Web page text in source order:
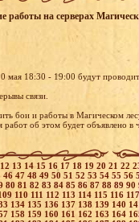
работы на серверах
мая 18:30 - 19:00 будут
связи.
бои и работы в Магическом
об этом будет объявлено в
12 13 14 15 16 17 18 19 20 21 22
46 47 48 49 50 51 52 53 54 55 56
80 81 82 83 84 85 86 87 88 89 90
110 111 112 113 114 115 116 117
134 135 136 137 138 139 140
158 159 160 161 162 163 164